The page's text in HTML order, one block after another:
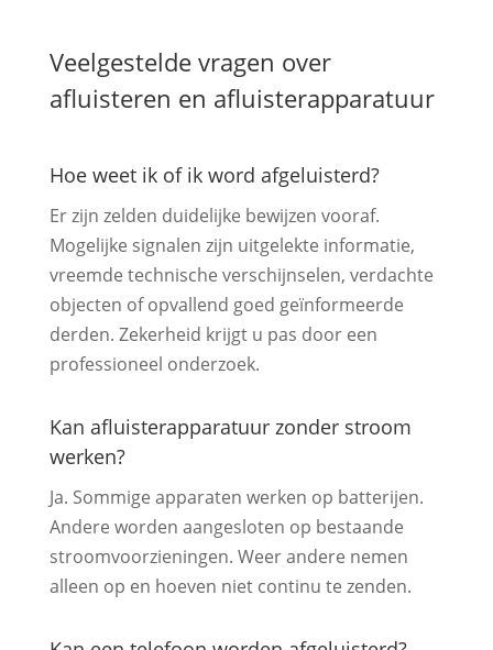
Veelgestelde vragen over
afluisteren en afluisterapparatuur
Hoe weet ik of ik word afgeluisterd?
Er zijn zelden duidelijke bewijzen vooraf.
Mogelijke signalen zijn uitgelekte informatie,
vreemde technische verschijnselen, verdachte
objecten of opvallend goed geïnformeerde
derden. Zekerheid krijgt u pas door een
professioneel onderzoek.
Kan afluisterapparatuur zonder stroom
werken?
Ja. Sommige apparaten werken op batterijen.
Andere worden aangesloten op bestaande
stroomvoorzieningen. Weer andere nemen
alleen op en hoeven niet continu te zenden.